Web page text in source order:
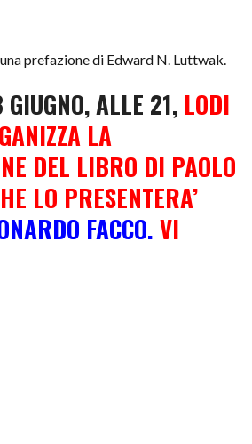
prefazione di Edward N. Luttwak.
ALLE 21, LODI
LA
DEL LIBRO DI PAOLO
LO PRESENTERA’
FACCO. VI